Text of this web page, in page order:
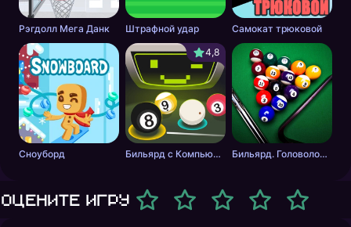
Рэгдолл Мега Данк Штрафной удар Самокат трюковой
Сноуборд
4,8
Бильярд с Компьютером Бильярд. Головоломка.
Оцените игру